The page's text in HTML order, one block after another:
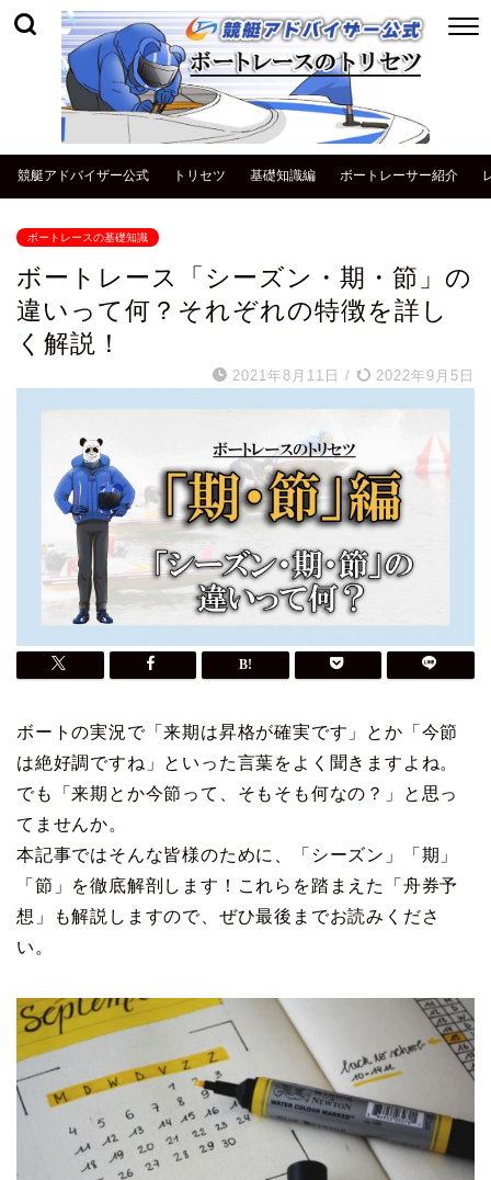
競艇アドバイザー公式 トリセツ 基礎知識編 ボートレーサー紹介
ボートレースの基礎知識
ボートレース「シーズン・期・節」の
違いって何？それぞれの特徴を詳し
く解説！
2021年8月11日 / 2022年9月5日
ボートの実況で「来期は昇格が確実です」とか「今節
は絶好調ですね」といった言葉をよく聞きますよね。
でも「来期とか今節って、そもそも何なの？」と思っ
てませんか。
本記事ではそんな皆様のために、「シーズン」「期」
「節」を徹底解剖します！これらを踏まえた「舟券予
想」も解説しますので、ぜひ最後までお読みくださ
い。